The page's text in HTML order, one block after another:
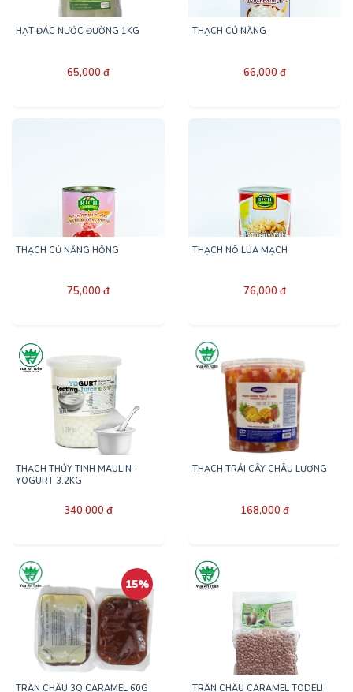
HẠT ĐÁC NƯỚC ĐƯỜNG 1KG
65,000 đ
THẠCH CỦ NĂNG
66,000 đ
THẠCH CỦ NĂNG HỒNG
75,000 đ
THẠCH NỔ LÚA MẠCH
76,000 đ
THẠCH THỦY TINH MAULIN -
YOGURT 3.2KG
340,000 đ
THẠCH TRÁI CÂY CHÂU LƯƠNG
168,000 đ
15%
TRÂN CHÂU 3Q CARAMEL 60G TRÂN CHÂU CARAMEL TODELI